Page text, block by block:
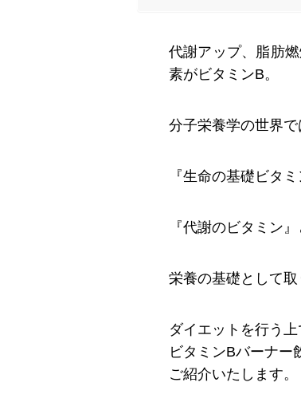
代謝アップ、脂肪
素がビタミンB。
分子栄養学の世界
『生命の基礎ビタミ
『代謝のビタミン』
栄養の基礎として取
ダイエットを行う上
ビタミンBバーナー
ご紹介いたします。